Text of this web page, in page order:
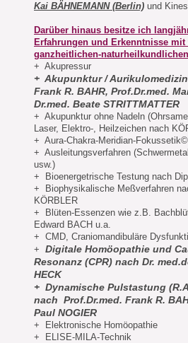
Kai BÄHNEMANN (Berlin) und
Darüber hinaus besitze ich
Erfahrungen und Erkenntnisse mit
ganzheitlichen-
+ Akupressur
+ Akupunktur /
Frank R. BAHR, Prof.Dr.med.
Dr.med. Beate STRITTMATTER
+ Akupunktur ohne Nadeln
Laser, Elektro-, Heilzeichen nach
+ Aura-Chakra-Meridian-
+ Ausleitungsverfahren
usw.)
+ Bioenergetrische Testung nach
+ Biophysikalische Meßverfahren
KÖRBLER
+ Blüten-Essenzen wie z.B.
Edward BACH u.a.
+ CMD, Craniomandibuläre
+ Digitale Homöopathie und
Resonanz (CPR) nach Dr.
HECK
+ Dynamische Pulstastung
nach Prof.Dr.med. Frank R.
Paul NOGIER
+ Elektronische Homöopathie
+ ELISE-MILA-Technik